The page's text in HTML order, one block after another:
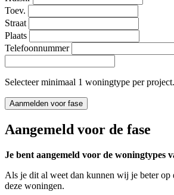
Toev.
Straat
Plaats
Telefoonnummer
Selecteer minimaal 1 woningtype per project.
Aanmelden voor fase
Aangemeld voor de fase
Je bent aangemeld voor de woningtypes
Als je dit al weet dan kunnen wij je beter op
deze woningen.